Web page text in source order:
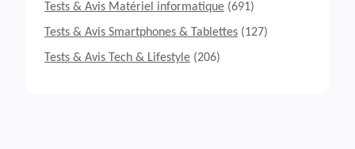
Tests & Avis Matériel informatique (691)
Tests & Avis Smartphones & Tablettes (127)
Tests & Avis Tech & Lifestyle (206)